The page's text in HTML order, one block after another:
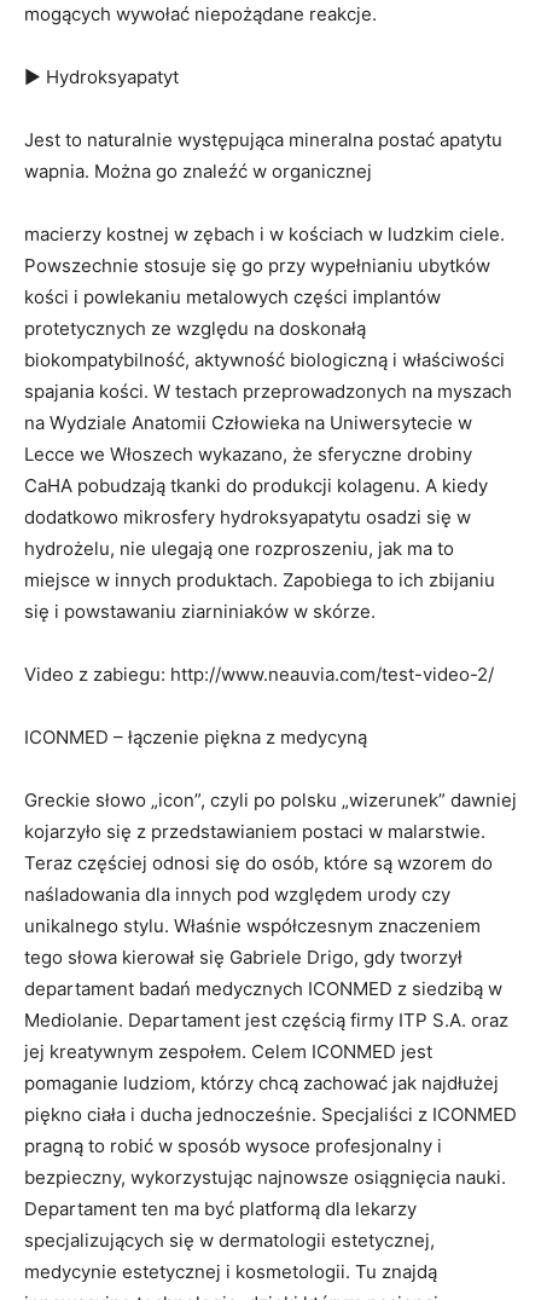
mogących wywołać niepożądane reakcje.
▶ Hydroksyapatyt
Jest to naturalnie występująca mineralna postać apatytu
wapnia. Można go znaleźć w organicznej
macierzy kostnej w zębach i w kościach w ludzkim ciele.
Powszechnie stosuje się go przy wypełnianiu ubytków
kości i powlekaniu metalowych części implantów
protetycznych ze względu na doskonałą
biokompatybilność, aktywność biologiczną i właściwości
spajania kości. W testach przeprowadzonych na myszach
na Wydziale Anatomii Człowieka na Uniwersytecie w
Lecce we Włoszech wykazano, że sferyczne drobiny
CaHA pobudzają tkanki do produkcji kolagenu. A kiedy
dodatkowo mikrosfery hydroksyapatytu osadzi się w
hydrożelu, nie ulegają one rozproszeniu, jak ma to
miejsce w innych produktach. Zapobiega to ich zbijaniu
się i powstawaniu ziarniniaków w skórze.
Video z zabiegu: http://www.neauvia.com/test-video-2/
ICONMED – łączenie piękna z medycyną
Greckie słowo „icon”, czyli po polsku „wizerunek” dawniej
kojarzyło się z przedstawianiem postaci w malarstwie.
Teraz częściej odnosi się do osób, które są wzorem do
naśladowania dla innych pod względem urody czy
unikalnego stylu. Właśnie współczesnym znaczeniem
tego słowa kierował się Gabriele Drigo, gdy tworzył
departament badań medycznych ICONMED z siedzibą w
Mediolanie. Departament jest częścią firmy ITP S.A. oraz
jej kreatywnym zespołem. Celem ICONMED jest
pomaganie ludziom, którzy chcą zachować jak najdłużej
piękno ciała i ducha jednocześnie. Specjaliści z ICONMED
pragną to robić w sposób wysoce profesjonalny i
bezpieczny, wykorzystując najnowsze osiągnięcia nauki.
Departament ten ma być platformą dla lekarzy
specjalizujących się w dermatologii estetycznej,
medycynie estetycznej i kosmetologii. Tu znajdą